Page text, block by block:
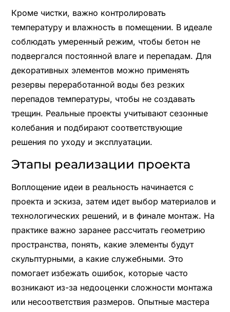
Кроме чистки, важно контролировать
температуру и влажность в помещении. В идеале
соблюдать умеренный режим, чтобы бетон не
подвергался постоянной влаге и перепадам. Для
декоративных элементов можно применять
резервы переработанной воды без резких
перепадов температуры, чтобы не создавать
трещин. Реальные проекты учитывают сезонные
колебания и подбирают соответствующие
решения по уходу и эксплуатации.
Этапы реализации проекта
Воплощение идеи в реальность начинается с
проекта и эскиза, затем идет выбор материалов и
технологических решений, и в финале монтаж. На
практике важно заранее рассчитать геометрию
пространства, понять, какие элементы будут
скульптурными, а какие служебными. Это
помогает избежать ошибок, которые часто
возникают из-за недооценки сложности монтажа
или несоответствия размеров. Опытные мастера